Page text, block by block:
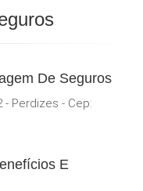
De Seguros
- Perdizes - Cep:
E